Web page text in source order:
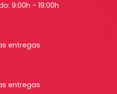
9:00h - 19:00h
entregas
entregas